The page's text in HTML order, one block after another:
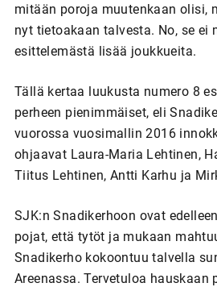
mitään poroja muutenkaan olisi,
nyt tietoakaan talvesta. No, se ei
esittelemästä lisää joukkueita.
Tällä kertaa luukusta numero 8
perheen pienimmäiset, eli
vuorossa vuosimallin 2016
ohjaavat Laura-Maria Lehtinen,
Tiitus Lehtinen, Antti Karhu ja
SJK:n Snadikerhoon ovat
pojat, että tytöt ja mukaan
Snadikerho kokoontuu talvella
Areenassa. Tervetuloa hauskaan